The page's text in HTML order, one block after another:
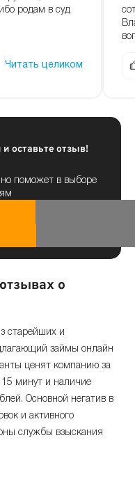
родам в суд
Читать целиком
оставьте отзыв!
поможет в выборе
о
старейших и
займы онлайн
ценят компанию за
минут и наличие
Основной негатив в
и активного
службы взыскания